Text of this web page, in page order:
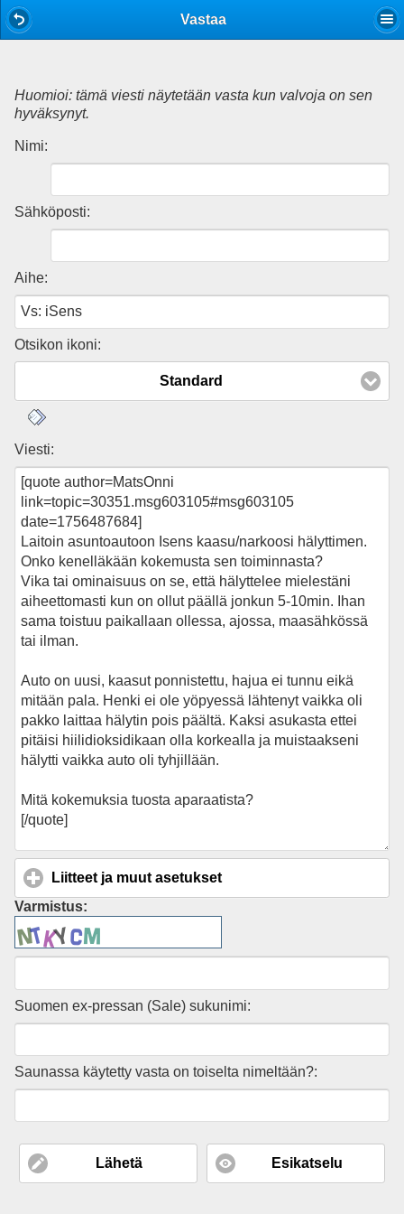
Vastaa
Huomioi: tämä viesti näytetään vasta kun valvoja on sen
hyväksynyt.
Nimi:
Sähköposti:
Aihe:
Otsikon ikoni:
Standard
Viesti:
Liitteet ja muut asetukset
Varmistus:
Suomen ex-pressan (Sale) sukunimi:
Saunassa käytetty vasta on toiselta nimeltään?:
Lähetä Esikatselu